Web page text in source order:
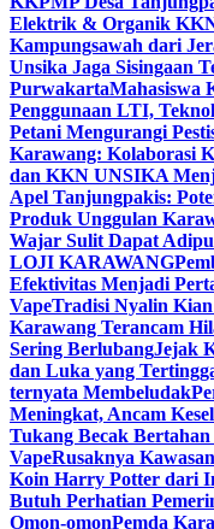
Elektrik & Organik
Kampungsawah dari
Unsika Jaga Sisingaan
PurwakartaMahasiswa
Penggunaan LTI,
Petani Mengurangi
Karawang: Kolaborasi
dan KKN UNSIKA
Apel Tanjungpakis:
Produk Unggulan
Wajar Sulit Dapat
LOJI KARAWANG
Efektivitas Menjadi
VapeTradisi Nyalin
Karawang Terancam
Sering BerlubangJejak
dan Luka yang
ternyata Membeludak
Meningkat, Ancam
Tukang Becak
VapeRusaknya
Koin Harry Potter dari
Butuh Perhatian
Omon-omonPemda